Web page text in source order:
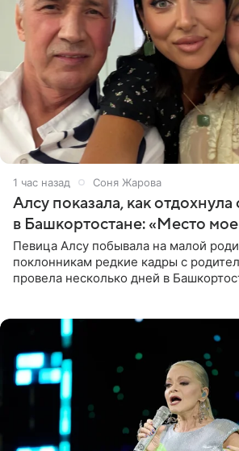
1 час назад Соня Жарова
Алсу показала, как
в Башкортостане: «Место
Певица Алсу побывала на малой
поклонникам редкие кадры с
провела несколько дней в